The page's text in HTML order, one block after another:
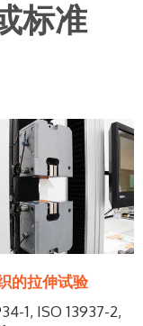
标准
的拉伸试验
1, ISO 13937-2,